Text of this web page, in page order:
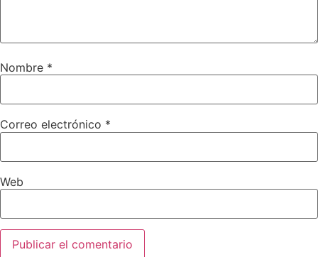
Nombre *
Correo electrónico *
Web